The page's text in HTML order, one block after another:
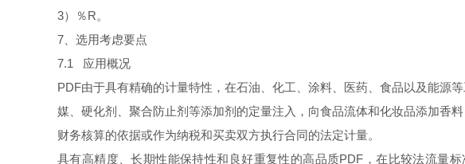
3）％R。
7 、选用考虑要点
7.1 应用概况
PDF由于具有精确的计量特性，在石油、化工、涂料、医药、食品以及能源
媒、硬化剂、聚合防止剂等添加剂的定量注入，向食品流体和化妆品添加香料
财务核算的依据或作为纳税和买卖双方执行合同的法定计量。
具有高精度、长期性能保持性和良好重复性的高品质PDF ，在比较法流量